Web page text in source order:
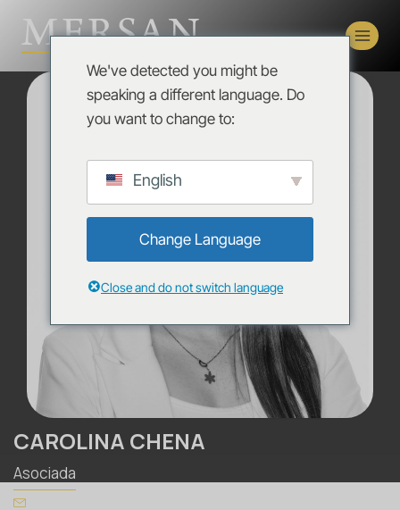
CAROLINA CHENA
Asociada
We've detected you might be
speaking a different language. Do
you want to change to:
English
Change Language
Close and do not switch language